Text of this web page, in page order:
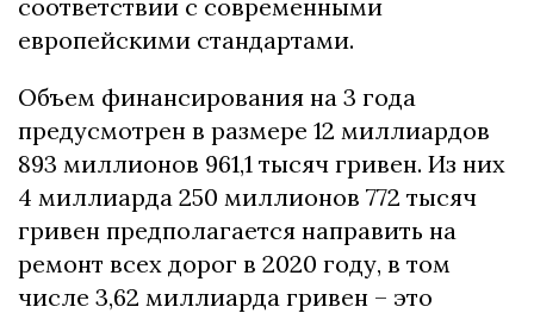
соответствии с современными
европейскими стандартами.
Объем финансирования на 3 года
предусмотрен в размере 12 миллиардов
893 миллионов 961,1 тысяч гривен. Из них
4 миллиарда 250 миллионов 772 тысяч
гривен предполагается направить на
ремонт всех дорог в 2020 году, в том
числе 3,62 миллиарда гривен – это